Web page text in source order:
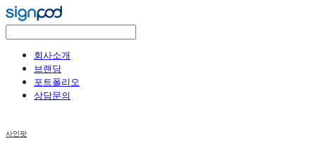
회사소개
브랜딩
포트폴리오
상담문의
사인팟